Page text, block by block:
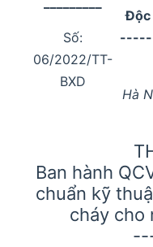
Số:
06/2022/TT-
BXD
Độc
Hà
Ban hành
chuẩn kỹ
cháy cho